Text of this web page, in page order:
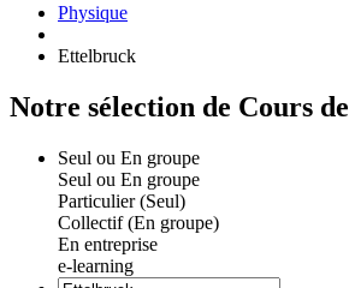
Physique
Ettelbruck
Notre sélection de Cours
Seul ou En groupe
Seul ou En groupe
Particulier (Seul)
Collectif (En groupe)
En entreprise
e-learning